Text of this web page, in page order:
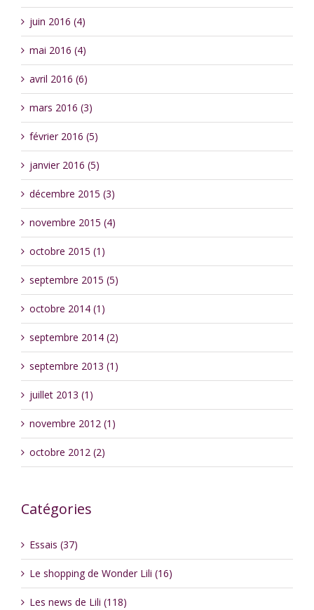
juin 2016 (4)
mai 2016 (4)
avril 2016 (6)
mars 2016 (3)
février 2016 (5)
janvier 2016 (5)
décembre 2015 (3)
novembre 2015 (4)
octobre 2015 (1)
septembre 2015 (5)
octobre 2014 (1)
septembre 2014 (2)
septembre 2013 (1)
juillet 2013 (1)
novembre 2012 (1)
octobre 2012 (2)
Catégories
Essais (37)
Le shopping de Wonder Lili (16)
Les news de Lili (118)